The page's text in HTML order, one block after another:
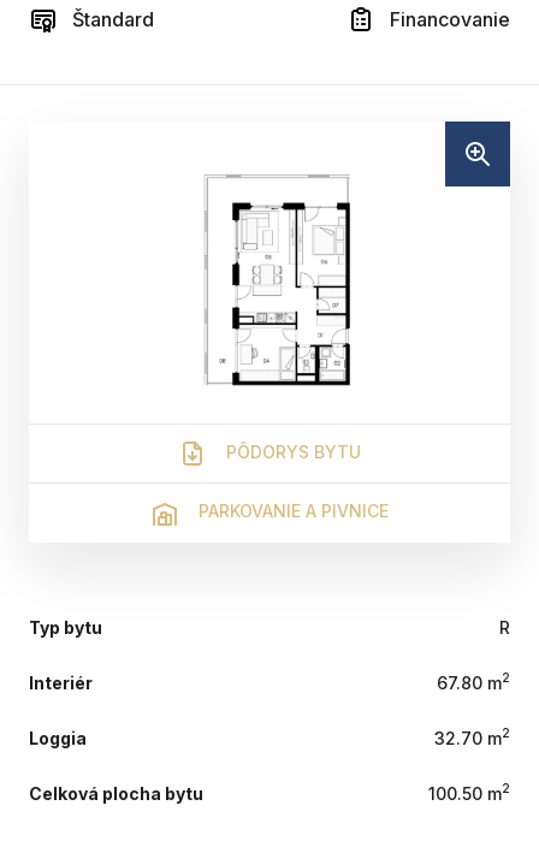
Štandard Financovanie
Typ bytu R
Interiér 67.80 m2
Loggia 32.70 m2
Celková plocha bytu 100.50 m2
PÔDORYS BYTU
PARKOVANIE A PIVNICE